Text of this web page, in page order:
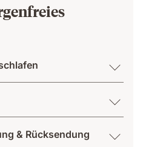
& Rücksendung